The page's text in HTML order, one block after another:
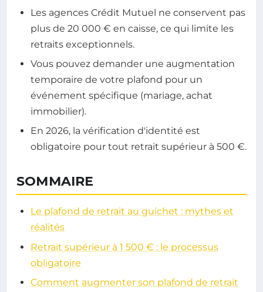
Les agences Crédit Mutuel ne conservent pas
plus de 20 000 € en caisse, ce qui limite les
retraits exceptionnels.
Vous pouvez demander une augmentation
temporaire de votre plafond pour un
événement spécifique (mariage, achat
immobilier).
En 2026, la vérification d'identité est
obligatoire pour tout retrait supérieur à 500 €.
SOMMAIRE
Le plafond de retrait au guichet : mythes et
réalités
Retrait supérieur à 1 500 € : le processus
obligatoire
Comment augmenter son plafond de retrait